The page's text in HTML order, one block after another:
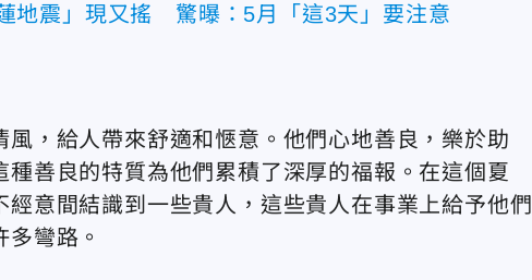
地震」現又搖 驚曝：5月「這3天」要注意
，給人帶來舒適和愜意。他們心地善良，樂於助
善良的特質為他們累積了深厚的福報。在這個夏
意間結識到一些貴人，這些貴人在事業上給予他們
彎路。